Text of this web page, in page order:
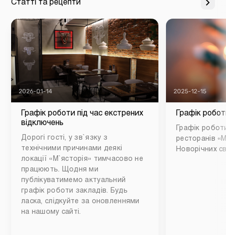
Статті та рецепти
2026-01-14
Графік роботи під час екстрених
відключень
Дорогі гості, у зв`язку з
технічними причинами деякі
локації «М`ясторія» тимчасово не
працюють. Щодня ми
публікуватимемо актуальний
графік роботи закладів. Будь
ласка, слідкуйте за оновленнями
на нашому сайті.
2025-12-15
Графік
Графік
ресторанів
Новорічних